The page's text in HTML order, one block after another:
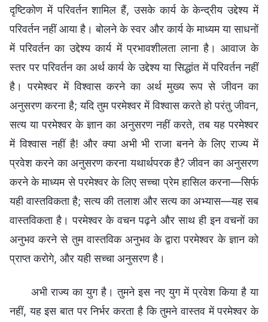
दृष्टिकोण में परिवर्तन शामिल हैं, उसके कार्य के केन्द्रीय उद्देश्य में
परिवर्तन नहीं आया है। बोलने के स्वर और कार्य के माध्यम या साधनों
में परिवर्तन का उद्देश्य कार्य में प्रभावशीलता लाना है। आवाज के
स्तर पर परिवर्तन का अर्थ कार्य के उद्देश्य या सिद्धांत में परिवर्तन नहीं
है। परमेश्वर में विश्वास करने का अर्थ मुख्य रूप से जीवन का
अनुसरण करना है; यदि तुम परमेश्वर में विश्वास करते हो परंतु जीवन,
सत्य या परमेश्वर के ज्ञान का अनुसरण नहीं करते, तब यह परमेश्वर
में विश्वास नहीं है! और क्या अभी भी राजा बनने के लिए राज्य में
प्रवेश करने का अनुसरण करना यथार्थपरक है? जीवन का अनुसरण
करने के माध्यम से परमेश्वर के लिए सच्चा प्रेम हासिल करना—सिर्फ
यही वास्तविकता है; सत्य की तलाश और सत्य का अभ्यास—यह सब
वास्तविकता है। परमेश्वर के वचन पढ़ने और साथ ही इन वचनों का
अनुभव करने से तुम वास्तविक अनुभव के द्वारा परमेश्वर के ज्ञान को
प्राप्त करोगे, और यही सच्चा अनुसरण है।
अभी राज्य का युग है। तुमने इस नए युग में प्रवेश किया है या
नहीं, यह इस बात पर निर्भर करता है कि तुमने वास्तव में परमेश्वर के